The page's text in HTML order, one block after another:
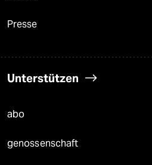
Presse
Unterstützen
abo
genossenschaft